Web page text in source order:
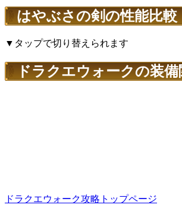
はやぶさの剣の性能比較
▼タップで切り替えられます
ドラクエウォークの装備
ドラクエウォーク攻略トップページ